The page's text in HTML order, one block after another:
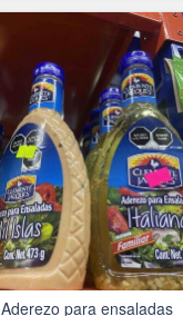
Aderezo para ensaladas